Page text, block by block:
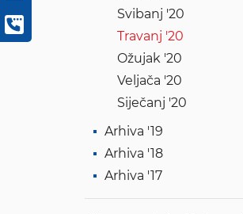
Svibanj '20
Travanj '20
Ožujak '20
Veljača '20
Siječanj '20
Arhiva '19
Arhiva '18
Arhiva '17